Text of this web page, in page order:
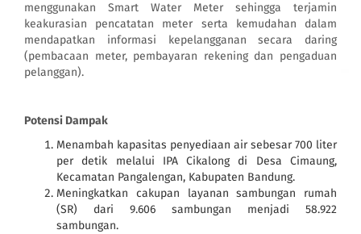
menggunakan Smart Water Meter sehingga terjamin
keakurasian pencatatan meter serta kemudahan dalam
mendapatkan informasi kepelangganan secara daring
(pembacaan meter, pembayaran rekening dan pengaduan
pelanggan).
Potensi Dampak
Menambah kapasitas penyediaan air sebesar 700 liter
per detik melalui IPA Cikalong di Desa Cimaung,
Kecamatan Pangalengan, Kabupaten Bandung.
Meningkatkan cakupan layanan sambungan rumah
(SR) dari 9.606 sambungan menjadi 58.922
sambungan.